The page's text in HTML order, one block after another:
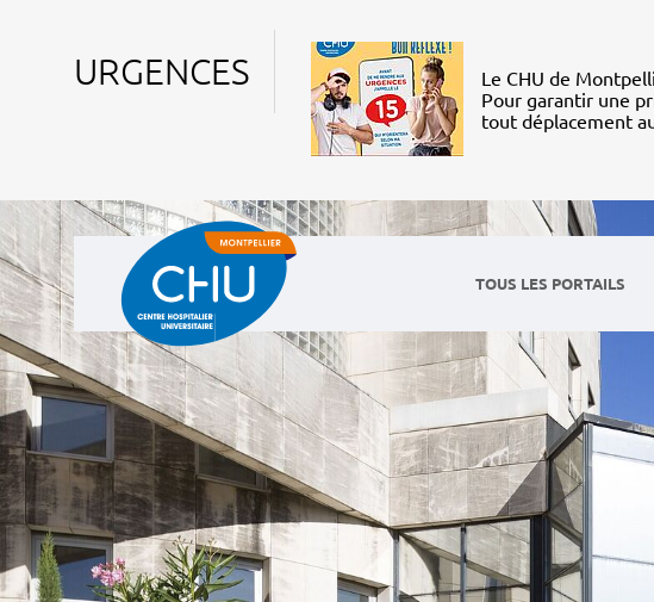
URGENCES
Le CHU de
Pour garantir une
tout déplacement
TOUS LES PORTAILS